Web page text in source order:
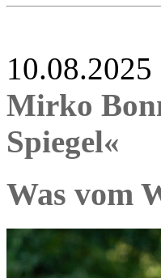
Mirko
Spiegel«
Was vom